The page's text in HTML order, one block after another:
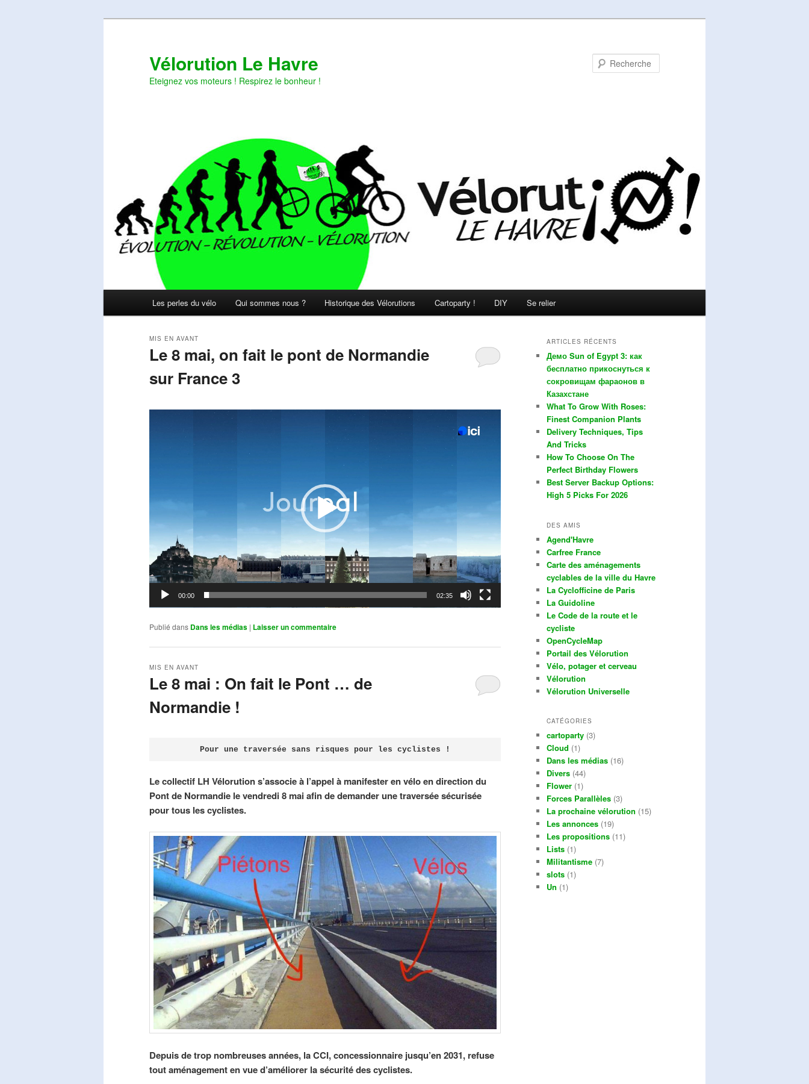
Vélorution Le Havre
Eteignez vos moteurs ! Respirez le bonheur !
Les perles du vélo Qui sommes nous ? Historique des Vélorutions Cartoparty ! DIY Se relier
Le 8 mai, on fait le pont de Normandie
sur France 3
MIS EN AVANT
00:00 02:35
Publié dans Dans les médias | Laisser un commentaire
Le 8 mai : On fait le Pont … de
Normandie !
MIS EN AVANT
Pour une traversée sans risques pour les cyclistes !
Le collectif LH Vélorution s’associe à l’appel à manifester en vélo en direction du
Pont de Normandie le vendredi 8 mai afin de demander une traversée sécurisée
pour tous les cyclistes.
Depuis de trop nombreuses années, la CCI, concessionnaire jusqu’en 2031, refuse
tout aménagement en vue d’améliorer la sécurité des cyclistes.
ARTICLES RÉCENTS
Демо Sun of Egypt 3: как
бесплатно прикоснуться к
сокровищам фараонов в
Казахстане
What To Grow With Roses:
Finest Companion Plants
Delivery Techniques, Tips
And Tricks
How To Choose On The
Perfect Birthday Flowers
Best Server Backup Options:
High 5 Picks For 2026
DES AMIS
Agend'Havre
Carfree France
Carte des aménagements
cyclables de la ville du Havre
La Cyclofficine de Paris
La Guidoline
Le Code de la route et le
cycliste
OpenCycleMap
Portail des Vélorution
Vélo, potager et cerveau
Vélorution
Vélorution Universelle
CATÉGORIES
cartoparty (3)
Cloud (1)
Dans les médias (16)
Divers (44)
Flower (1)
Forces Parallèles (3)
La prochaine vélorution (15)
Les annonces (19)
Les propositions (11)
Lists (1)
Militantisme (7)
slots (1)
Un (1)